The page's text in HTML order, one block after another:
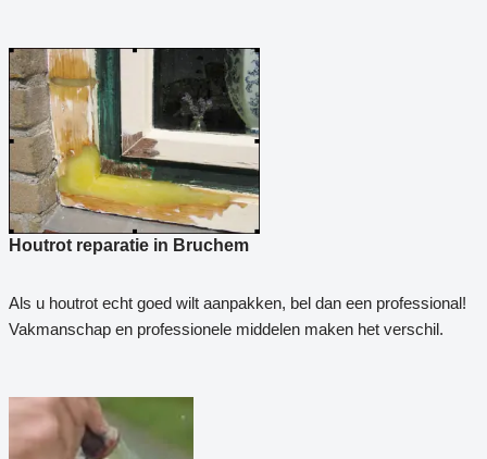
Houtrot reparatie in Bruchem
Als u houtrot echt goed wilt aanpakken, bel dan een professional!
Vakmanschap en professionele middelen maken het verschil.